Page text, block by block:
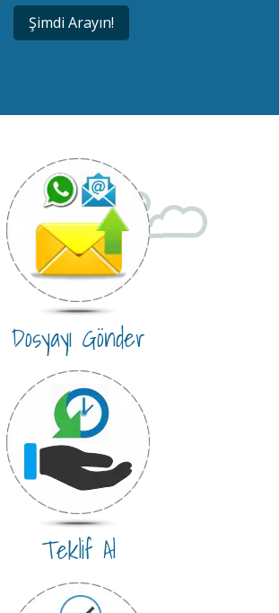
Şimdi Arayın!
Dosyayı Gönder
Teklif Al